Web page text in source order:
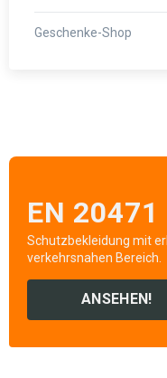
Geschenke-Shop
EN 20471
Schutzbekleidung mit
verkehrsnahen Bereich.
ANSEHEN!